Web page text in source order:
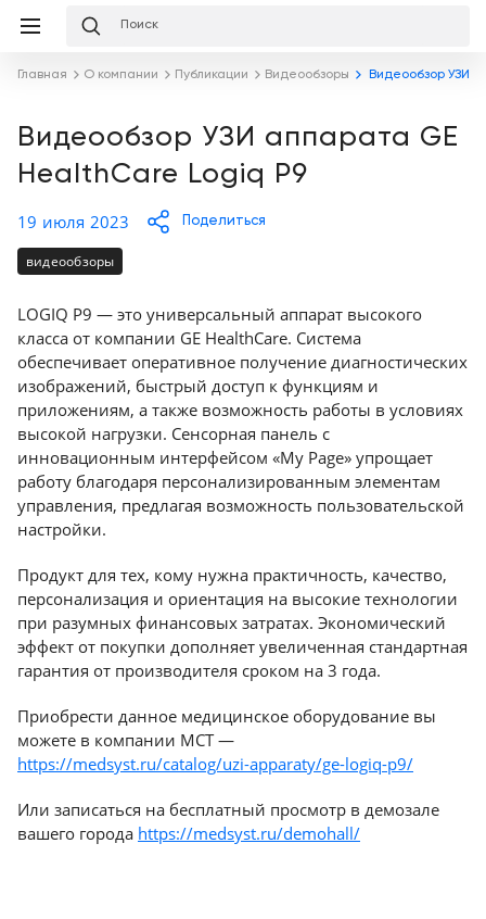
Клиника
под
ключ
под
запрос
Подробнее
Каталог
О
компании
Услуги
Лизинг
Льготное
Сервисное
обслуживание
Обучение
Цифровизация
медицинского
бизнеса
Консалтинг
Trade-
Демозалы
Доставка
и
оплата
Карьера
Отзывы
товарах
Контакты
Главная О компании Публикации Видеообзоры Видеообзор УЗИ
Видеообзор УЗИ аппарата GE
HealthCare Logiq P9
19 июля 2023 Поделиться
видеообзоры
LOGIQ P9 — это универсальный аппарат высокого
класса от компании GE HealthCare. Система
обеспечивает оперативное получение диагностических
изображений, быстрый доступ к функциям и
приложениям, а также возможность работы в условиях
высокой нагрузки. Сенсорная панель с
инновационным интерфейсом «My Page» упрощает
работу благодаря персонализированным элементам
управления, предлагая возможность пользовательской
настройки.
Продукт для тех, кому нужна практичность, качество,
персонализация и ориентация на высокие технологии
при разумных финансовых затратах. Экономический
эффект от покупки дополняет увеличенная стандартная
гарантия от производителя сроком на 3 года.
Приобрести данное медицинское оборудование вы
можете в компании МСТ —
https://medsyst.ru/catalog/uzi-apparaty/ge-logiq-p9/
Или записаться на бесплатный просмотр в демозале
вашего города https://medsyst.ru/demohall/